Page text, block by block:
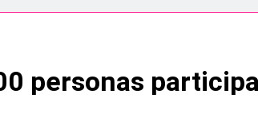
y el Campeonato de España sub-19
con más de 1.200 deportistas de 30 países